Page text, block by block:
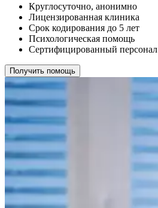
Круглосуточно, анонимно
Лицензированная клиника
Срок кодирования до 5 лет
Психологическая помощь
Сертифицированный персонал
Получить помощь